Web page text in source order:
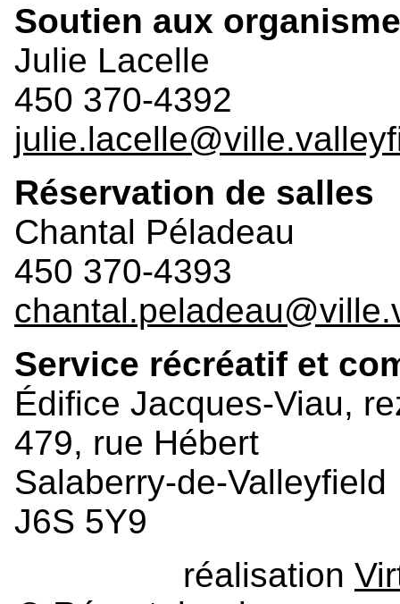
Soutien aux
Julie Lacelle
450 370-4392
Réservation de salles
Chantal Péladeau
450 370-4393
Service récréatif et
Édifice Jacques-Viau,
479, rue Hébert
Salaberry-de-Valleyfield
J6S 5Y9
réalisation